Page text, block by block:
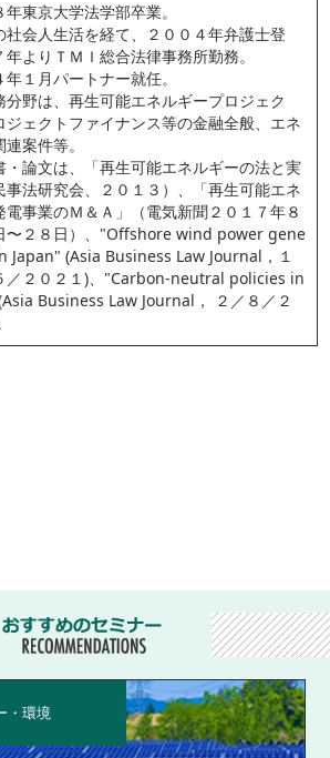
年東京大学法学部卒業。
社会人生活を経て、２００４年弁護士登
年よりＴＭＩ総合法律事務所勤務。
年１月パートナー就任。
分野は、再生可能エネルギープロジェク
ジェクトファイナンス等の金融全般、エネ
案件等。
・論文は、「再生可能エネルギーの法と実
事法研究会、２０１３）、「再生可能エネ
電事業のＭ＆Ａ」（電気新聞２０１７年８
〜２８日）、"Offshore wind power gene
Japan" (Asia Business Law Journal，１
／２０２１)、"Carbon-neutral policies in
Business Law Journal， ２／８／２
・環境